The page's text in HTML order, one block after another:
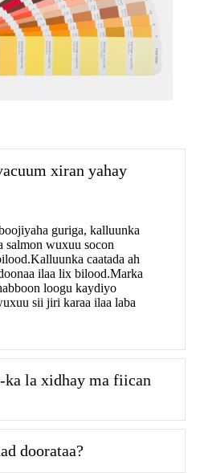
xiran yahay
guriga, kalluunka
salmon wuxuu socon
caatada ah
ilaa lix bilood.Marka
loogu kaydiyo
sii jiri karaa ilaa laba
ka la xidhay ma fiican
doorataa?